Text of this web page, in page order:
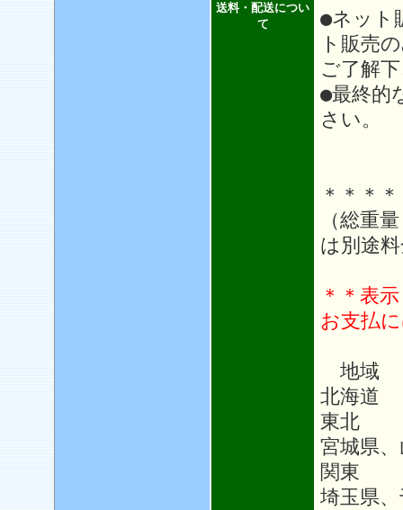
送料・配送につい
て
●ネット
ト販売
ご了解
●最終的
さい。
＊＊＊
（総重
は別途
＊＊表
お支払
地
北海
東北
宮城県
関東
埼玉県